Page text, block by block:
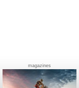
magazines